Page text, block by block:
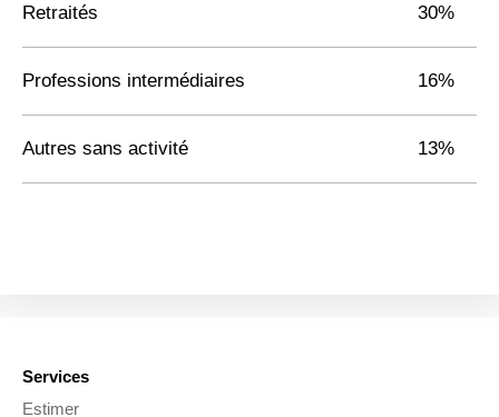
Retraités 30%
Professions intermédiaires 16%
Autres sans activité 13%
Services
Estimer